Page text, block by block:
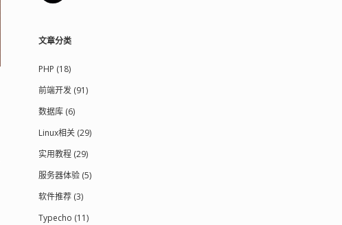
文章分类
PHP (18)
前端开发 (91)
数据库 (6)
Linux相关 (29)
实用教程 (29)
服务器体验 (5)
软件推荐 (3)
Typecho (11)